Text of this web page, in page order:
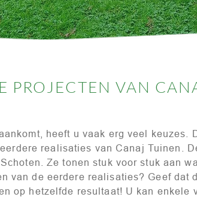
PROJECTEN VAN
heeft u vaak erg veel keuzes.
realisaties van Canaj Tuinen.
Ze tonen stuk voor stuk aan
van de eerdere realisaties? Geef dat
op hetzelfde resultaat! U kan enkele